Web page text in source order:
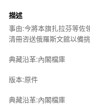
描述
事由:今將本旗扎拉芬等佐
清冊咨送俄羅斯文館以備
典藏沿革:內閣檔庫
版本:原件
典藏沿革:內閣檔庫